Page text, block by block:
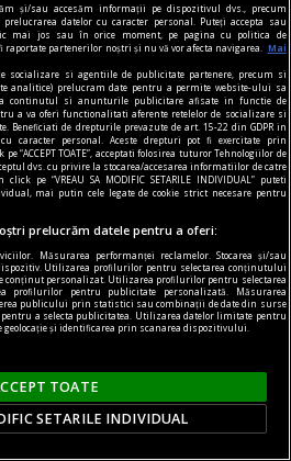
lui este impresionantă și
nu poate să nu
gîndindu-se la el.
și/sau accesăm informații pe dispozitivul dvs., precum
datelor cu caracter personal. Puteți accepta sau
mai jos sau în orice moment, pe pagina cu politica de
raportate partenerilor noștri și nu vă vor afecta navigarea.
Mai
socializare si agentiile de publicitate partenere, precum si
analitice) prelucram date pentru a permite website-ului sa
continutul si anunturile publicitare afisate in functie de
a va oferi functionalitati aferente retelelor de socializare si
Beneficiati de drepturile prevazute de art. 15-22 din GDPR in
caracter personal. Aceste drepturi pot fi exercitate prin
pe “ACCEPT TOATE”, acceptati folosirea tuturor Tehnologiilor de
dvs. cu privire la stocarea/accesarea informatiilor de catre
pe “VREAU SA MODIFIC SETARILE INDIVIDUAL” puteti
mai putin cele legate de cookie strict necesare pentru
prelucrăm datele pentru a oferi:
Măsurarea performanței reclamelor. Stocarea și/sau
Utilizarea profilurilor pentru selectarea conținutului
conținut personalizat. Utilizarea profilurilor pentru selectarea
profilurilor pentru publicitate personalizată. Măsurarea
publicului prin statistici sau combinații de date din surse
a selecta publicitatea. Utilizarea datelor limitate pentru
geolocație și identificarea prin scanarea dispozitivului.
TOATE
SETARILE INDIVIDUAL